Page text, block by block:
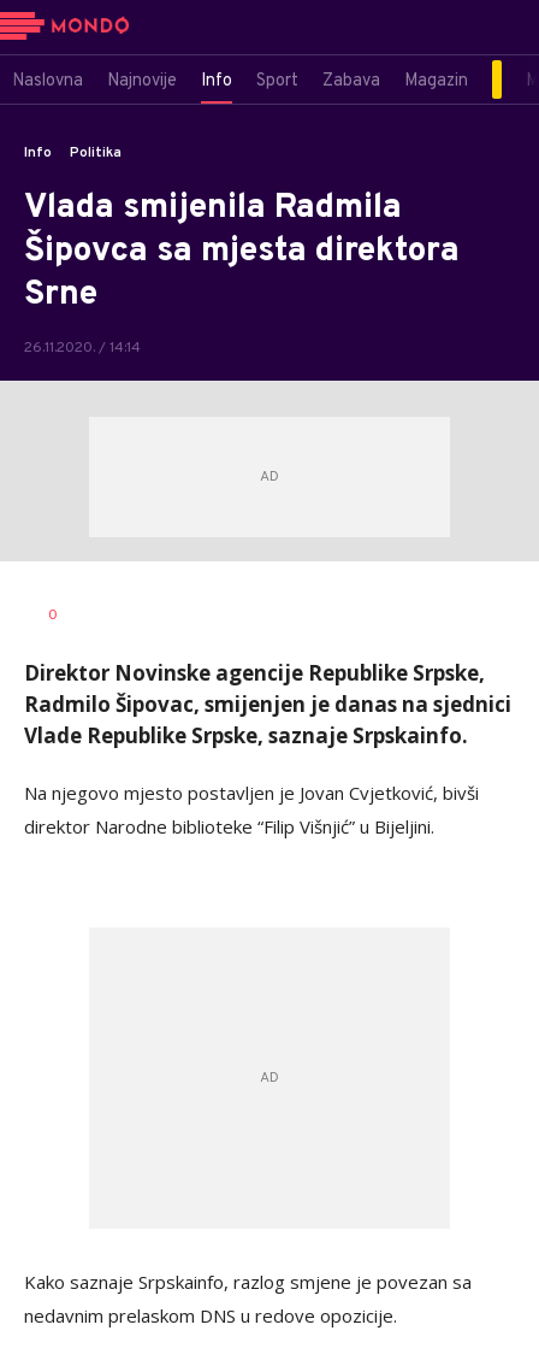
Naslovna Najnovije Info Sport Zabava Magazin
Info Politika
Vlada smijenila Radmila
Šipovca sa mjesta direktora
Srne
26.11.2020. / 14:14
AUTOR
0
Direktor Novinske agencije Republike Srpske,
Radmilo Šipovac, smijenjen je danas na sjednici
Vlade Republike Srpske, saznaje Srpskainfo.
Na njegovo mjesto postavljen je Jovan Cvjetković, bivši
direktor Narodne biblioteke “Filip Višnjić” u Bijeljini.
Kako saznaje Srpskainfo, razlog smjene je povezan sa
nedavnim prelaskom DNS u redove opozicije.